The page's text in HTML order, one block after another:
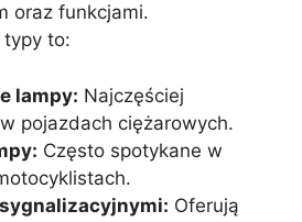
oraz funkcjami.
typy to:
lampy: Najczęściej
pojazdach ciężarowych.
Często spotykane w
Oferują